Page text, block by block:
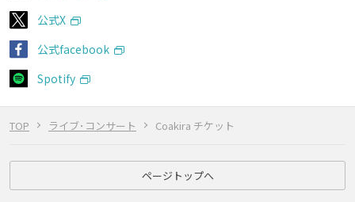
TOP ライブ･コンサート Coakira チケット
公式X
公式facebook
Spotify
ページトップへ